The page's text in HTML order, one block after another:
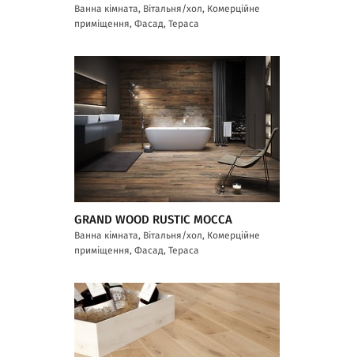
Ванна кімната, Вітальня/хол, Комерційне
приміщення, Фасад, Тераса
GRAND WOOD RUSTIC MOCCA
Ванна кімната, Вітальня/хол, Комерційне
приміщення, Фасад, Тераса